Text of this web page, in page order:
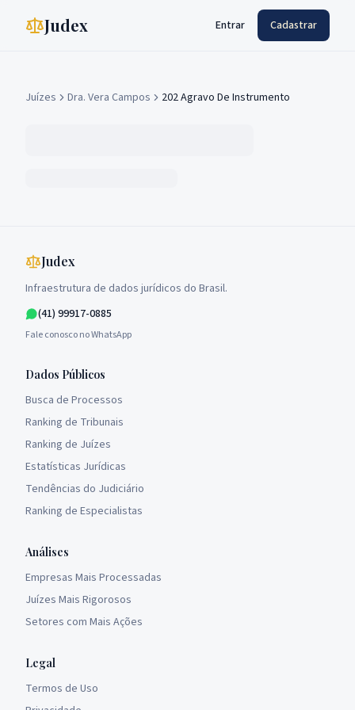
Judex Entrar Cadastrar
Juízes Dra. Vera Campos 202 Agravo De Instrumento
Judex
Infraestrutura de dados jurídicos do Brasil.
(41) 99917-0885
Fale conosco no WhatsApp
Dados Públicos
Busca de Processos
Ranking de Tribunais
Ranking de Juízes
Estatísticas Jurídicas
Tendências do Judiciário
Ranking de Especialistas
Análises
Empresas Mais Processadas
Juízes Mais Rigorosos
Setores com Mais Ações
Legal
Termos de Uso